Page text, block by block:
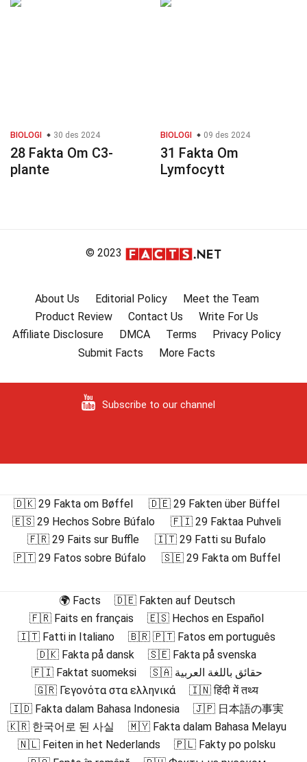
BIOLOGI 30 des 2024
28 Fakta Om C3-
plante
BIOLOGI 09 des 2024
31 Fakta Om
Lymfocytt
© 2023
About Us Editorial Policy
Meet the Team
Product Review
Contact Us
Write For Us
Affiliate Disclosure
DMCA Terms
Privacy Policy
Submit Facts
More Facts
Subscribe to our channel
🇩🇰 29 Fakta om Bøffel
🇩🇪 29 Fakten über Büffel
🇪🇸 29 Hechos Sobre Búfalo
🇫🇮 29 Faktaa Puhveli
🇫🇷 29 Faits sur Buffle
🇮🇹 29 Fatti su Bufalo
🇵🇹 29 Fatos sobre Búfalo
🇸🇪 29 Fakta om Buffel
🌍 Facts
🇩🇪 Fakten auf Deutsch
🇫🇷 Faits en français
🇪🇸 Hechos en Español
🇮🇹 Fatti in Italiano
🇧🇷 🇵🇹 Fatos em português
🇩🇰 Fakta på dansk
🇸🇪 Fakta på svenska
🇫🇮 Faktat suomeksi
🇸🇦 حقائق باللغة العربية
🇬🇷 Γεγονότα στα ελληνικά
🇮🇳 हिंदी में तथ्य
🇮🇩 Fakta dalam Bahasa Indonesia
🇯🇵 日本語の事実
🇰🇷 한국어로 된 사실
🇲🇾 Fakta dalam Bahasa Melayu
🇳🇱 Feiten in het Nederlands
🇵🇱 Fakty po polsku